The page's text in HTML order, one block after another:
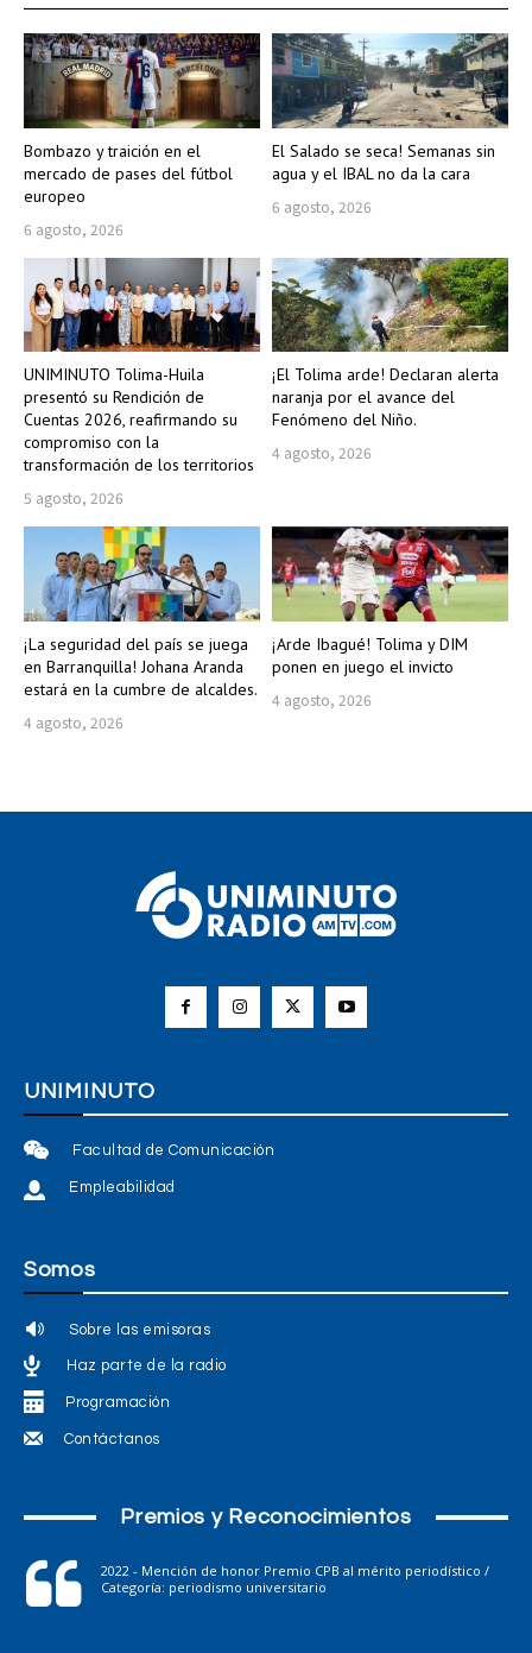
Bombazo y traición en el
mercado de pases del fútbol
europeo
6 agosto, 2026
El Salado se seca! Semanas sin
agua y el IBAL no da la cara
6 agosto, 2026
UNIMINUTO Tolima-Huila
presentó su Rendición de
Cuentas 2026, reafirmando su
compromiso con la
transformación de los territorios
5 agosto, 2026
¡El Tolima arde! Declaran alerta
naranja por el avance del
Fenómeno del Niño.
4 agosto, 2026
¡La seguridad del país se juega
en Barranquilla! Johana Aranda
estará en la cumbre de alcaldes.
4 agosto, 2026
¡Arde Ibagué! Tolima y DIM
ponen en juego el invicto
4 agosto, 2026
UNIMINUTO
Facultad de Comunicación
Empleabilidad
Somos
Sobre las emisoras
Haz parte de la radio
Programación
Contáctanos
Premios y Reconocimientos
2022 - Mención de honor Premio CPB al mérito periodístico /
Categoría: periodismo universitario